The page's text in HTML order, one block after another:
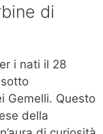
di
i nati il 28
Gemelli. Questo
della